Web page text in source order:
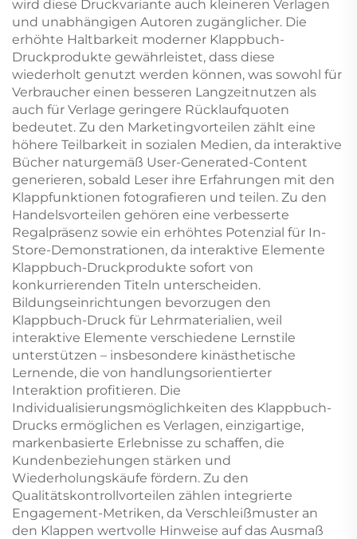
wird diese Druckvariante auch kleineren Verlagen
und unabhängigen Autoren zugänglicher. Die
erhöhte Haltbarkeit moderner Klappbuch-
Druckprodukte gewährleistet, dass diese
wiederholt genutzt werden können, was sowohl für
Verbraucher einen besseren Langzeitnutzen als
auch für Verlage geringere Rücklaufquoten
bedeutet. Zu den Marketingvorteilen zählt eine
höhere Teilbarkeit in sozialen Medien, da interaktive
Bücher naturgemäß User-Generated-Content
generieren, sobald Leser ihre Erfahrungen mit den
Klappfunktionen fotografieren und teilen. Zu den
Handelsvorteilen gehören eine verbesserte
Regalpräsenz sowie ein erhöhtes Potenzial für In-
Store-Demonstrationen, da interaktive Elemente
Klappbuch-Druckprodukte sofort von
konkurrierenden Titeln unterscheiden.
Bildungseinrichtungen bevorzugen den
Klappbuch-Druck für Lehrmaterialien, weil
interaktive Elemente verschiedene Lernstile
unterstützen – insbesondere kinästhetische
Lernende, die von handlungsorientierter
Interaktion profitieren. Die
Individualisierungsmöglichkeiten des Klappbuch-
Drucks ermöglichen es Verlagen, einzigartige,
markenbasierte Erlebnisse zu schaffen, die
Kundenbeziehungen stärken und
Wiederholungskäufe fördern. Zu den
Qualitätskontrollvorteilen zählen integrierte
Engagement-Metriken, da Verschleißmuster an
den Klappen wertvolle Hinweise auf das Ausmaß